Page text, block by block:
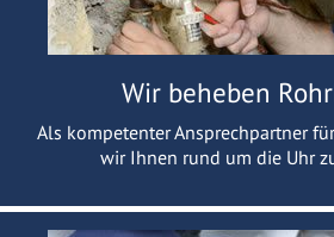
Wir beheben
Als kompetenter Ansprechpartner
wir Ihnen rund um die Uhr